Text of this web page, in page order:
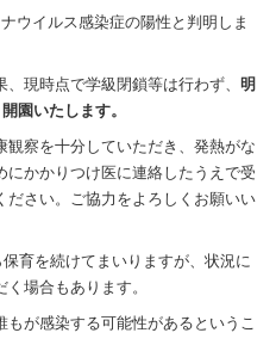
（木）
イ
症
ウイルス感染症の陽性と判明しま
現時点で学級閉鎖等は行わず、 明
園いたします。
察を十分していただき、発熱がな
にかかりつけ医に連絡したうえで受
ださい。ご協力をよろしくお願いい
育を続けてまいりますが、状況に
場合もあります。
が感染する可能性があるというこ